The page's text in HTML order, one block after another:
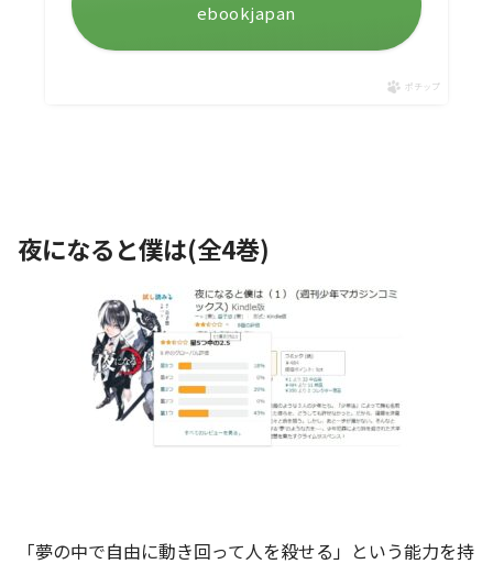
ebookjapan
ポチップ
夜になると僕は(全4巻)
「夢の中で自由に動き回って人を殺せる」という能力を持